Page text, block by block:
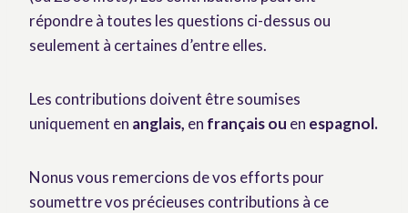
répondre à toutes les questions ci-dessus ou
seulement à certaines d’entre elles.
Les contributions doivent être soumises
uniquement en anglais, en français ou en espagnol.
Nonus vous remercions de vos efforts pour
soumettre vos précieuses contributions à ce